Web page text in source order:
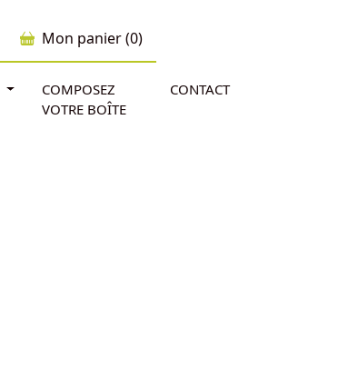
Mon panier (0)
COMPOSEZ
VOTRE BOÎTE
CONTACT